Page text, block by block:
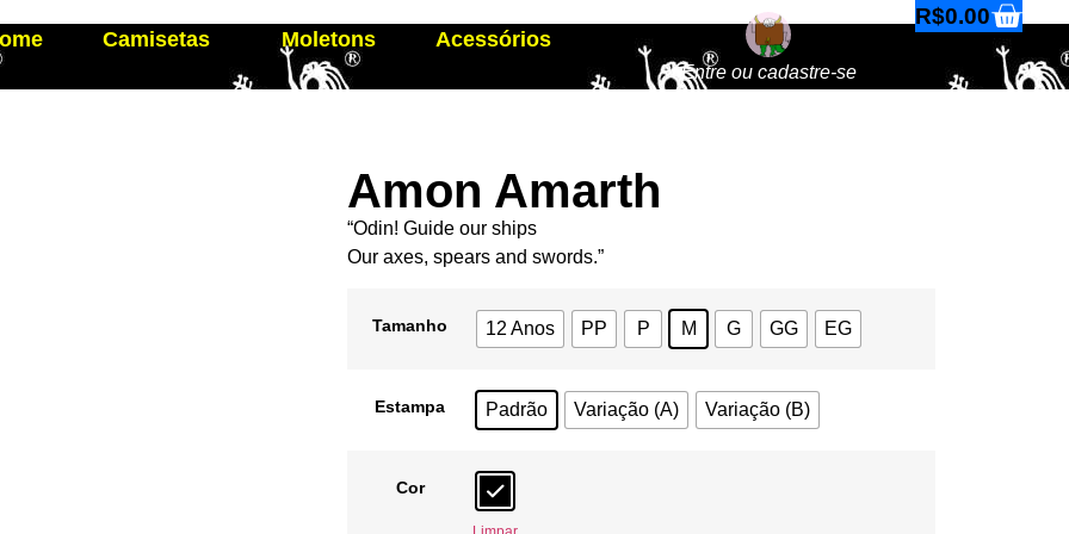
Camisetas Moletons Acessórios
Entre ou cadastre-se
R$0.00
Amon Amarth
“Odin! Guide our ships
Our axes, spears and swords.”
Tamanho 12 Anos PP P M G GG EG
Estampa Padrão Variação (A) Variação (B)
Cor